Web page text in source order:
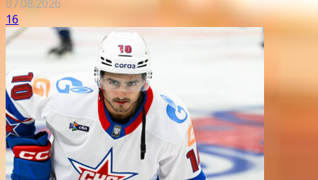
07.08.2026
16